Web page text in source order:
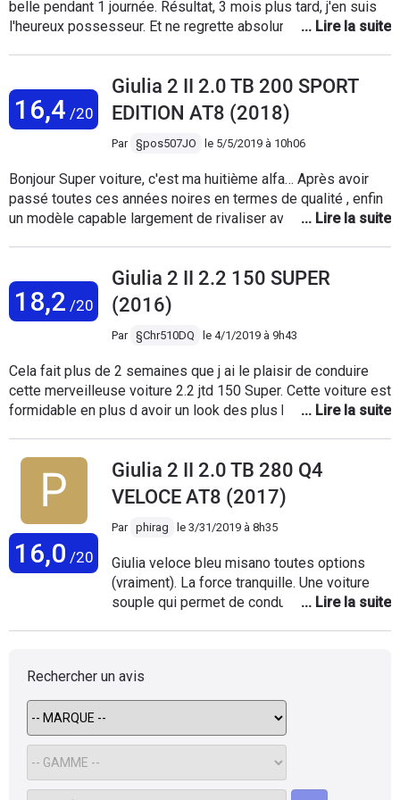
belle pendant 1 journée. Résultat, 3 mois plus tard, j'en suis
l'heureux possesseur. Et ne regrette absolument pas pour le
on le souhaite : on en veut plus des comme elle sur le
marché européen.
16,4 /20
Giulia 2 II 2.0 TB 200 SPORT
EDITION AT8 (2018)
Par §pos507JO le 5/5/2019 à 10h06
Bonjour Super voiture, c'est ma huitième alfa… Après avoir
passé toutes ces années noires en termes de qualité , enfin
un modèle capable largement de rivaliser avec les premiums
avant dérape ou donne cette impression dans le volant , très
désagréable... Mas apparemment normal selon le chef
d'atelier... Bref super voiture dans l'ensemble tenu de route
exceptionnel, boite auto merveilleuse, finition rien a redire .
18,2 /20
Giulia 2 II 2.2 150 SUPER
(2016)
Par §Chr510DQ le 4/1/2019 à 9h43
Cela fait plus de 2 semaines que j ai le plaisir de conduire
cette merveilleuse voiture 2.2 jtd 150 Super. Cette voiture est
formidable en plus d avoir un look des plus belles elle a une
ayant essayé pas de modèle de marque différente ( bmw
coupe 325 golf 6 gti Audi a3 2l tdi sport back et j en passe )
la Giulia et totalement differante. J ai pas mal de collègues
qui aiment les allemandes donc je suis assez content de
pouvoir leur montré ce que vaut une belle italienne.
16,0 /20
Giulia 2 II 2.0 TB 280 Q4
VELOCE AT8 (2017)
Par phirag le 3/31/2019 à 8h35
Giulia veloce bleu misano toutes options
(vraiment). La force tranquille. Une voiture
souple qui permet de conduire coulé puis de
route redoutable avec aucun roulis. On est
calé dans les sièges et les jambes
allongées. Petit volant en main avec les
palettes fixes qui tombent parfaitement
dans les mains. Commandes sur la consoles
centrales ergonomique et le système
Rechercher un avis